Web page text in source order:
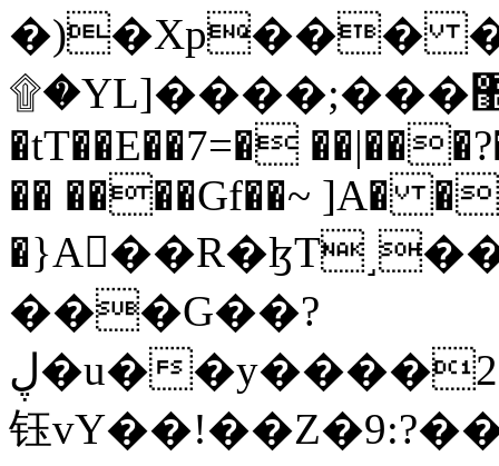
�)�Xp���
۩�YL]����;���׿�޽������+��k��o���O�Zt�6�[a��v_r;�b�f���==
�tT��E��7=�
�� ����Gf��~ ]A�
���G��?
ڸ�u��y����2o�Gc���t!W���k+(���
钰vY��!��Z�9:?�